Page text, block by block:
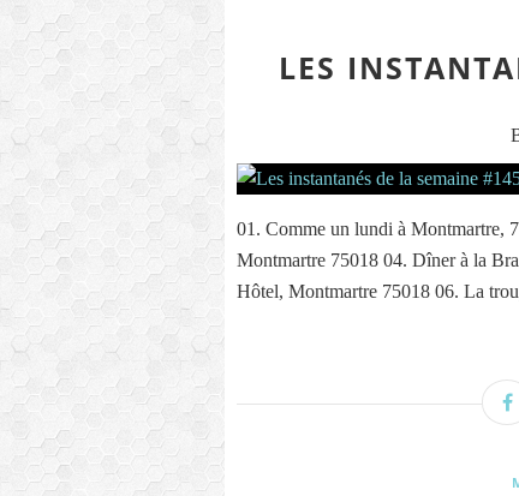
LES
01. Comme un lundi à Montmartre,
Montmartre 75018 04. Dîner à la
Hôtel, Montmartre 75018 06. La